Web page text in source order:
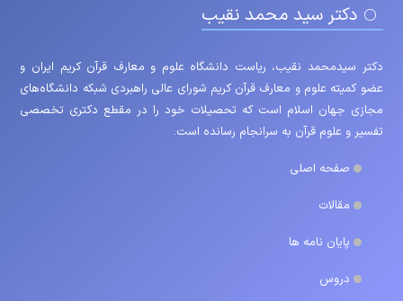
دکتر سید محمد نقیب
دکتر سیدمحمد نقیب، ریاست دانشگاه علوم و معارف قرآن کریم ایران و
عضو کمیته علوم و معارف قرآن کریم شورای عالی راهبردی شبکه دانشگاه‌های
مجازی جهان اسلام است که تحصیلات خود را در مقطع دکتری تخصصی
تفسیر و علوم قرآن به سرانجام رسانده است.
صفحه اصلی
مقالات
پایان نامه ها
دروس